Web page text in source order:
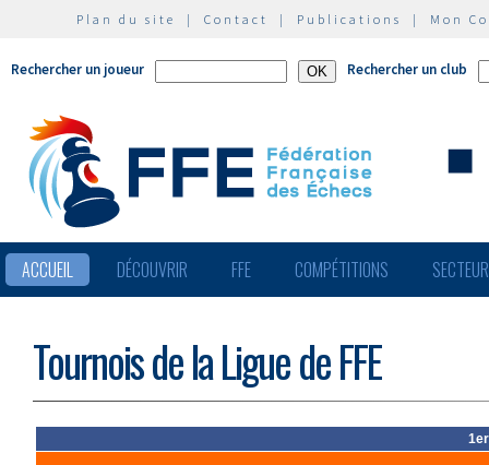
Plan du site | Contact | Publications | Mon
Rechercher un joueur Rechercher un club
ACCUEIL DÉCOUVRIR FFE COMPÉTITIONS
Tournois de la Ligue de FFE